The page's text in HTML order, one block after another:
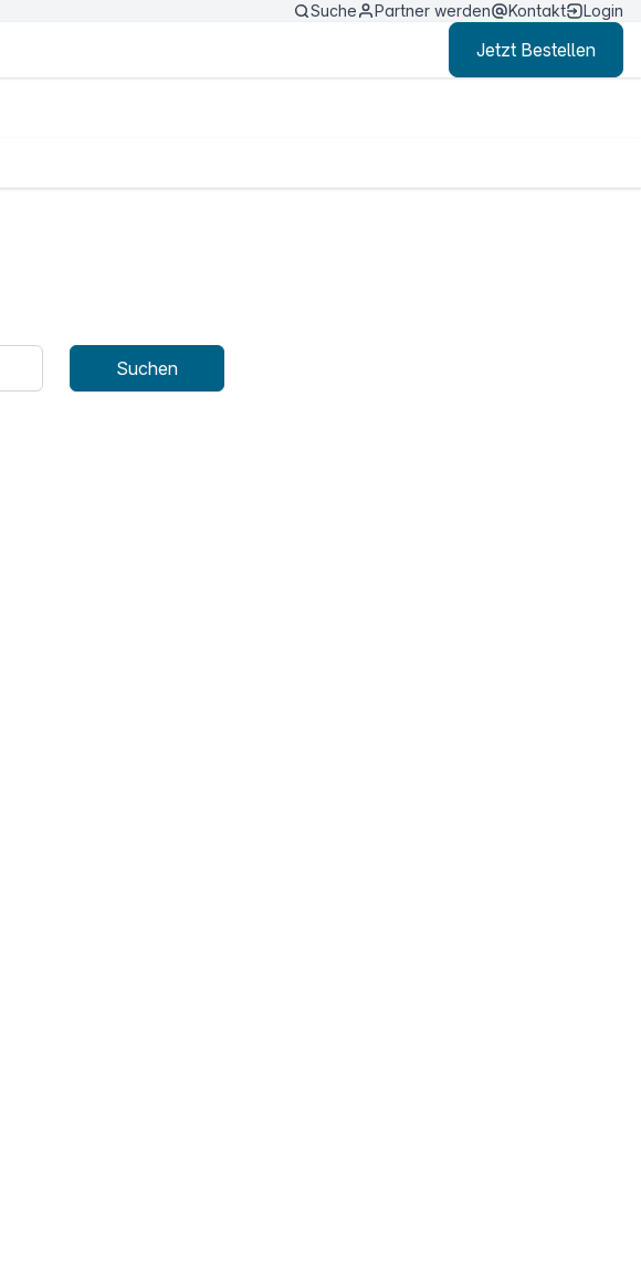
Suche Partner werden Kontakt Login
Jetzt Bestellen
Suchen